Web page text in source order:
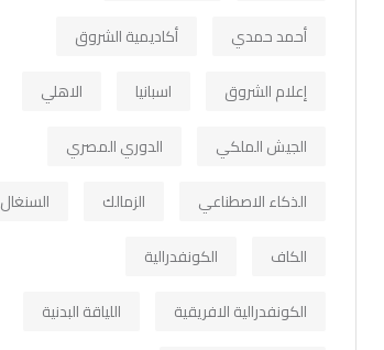
أحمد حمدي
أكاديمية الشروق
إعلام الشروق
اسبانيا
الاهلي
الجيش الملكي
الدوري المصري
الذكاء الاصطناعي
الزمالك
السنغال
الكاف
الكونفدرالية
الكونفدرالية الافريقية
اللياقة البدنية